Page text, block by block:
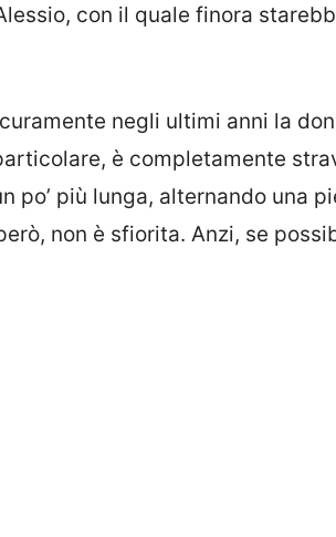
con il quale finora
negli ultimi anni la
è completamente
po’ più lunga, alternando una
non è sfiorita. Anzi, se